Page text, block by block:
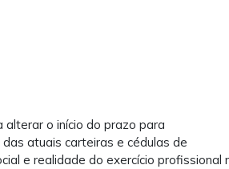
alterar o início do prazo para
atuais carteiras e cédulas de
e realidade do exercício profissional